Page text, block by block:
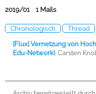
2019/01 1 Mails
Chronologisch Thread
[Flux] Vernetzung von
Edu-Network), Carsten